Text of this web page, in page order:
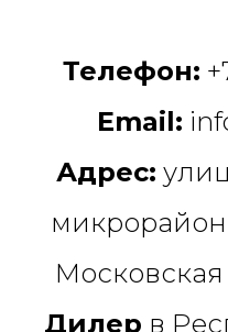
Телефон:
Email:
Адрес:
Московская
Дилер в